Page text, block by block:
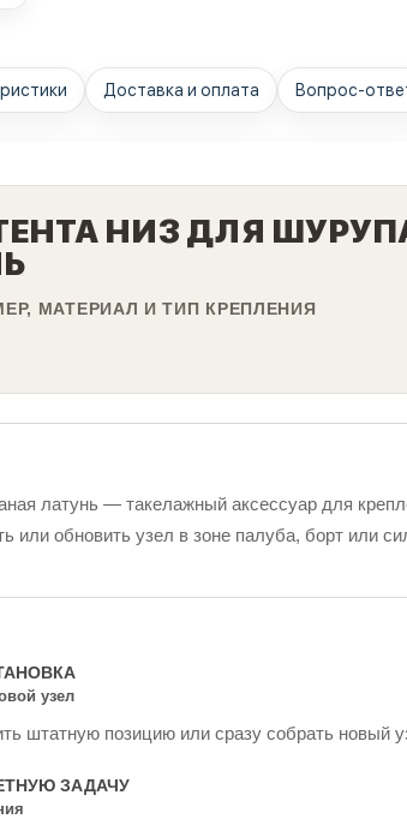
Доставка и оплата Вопрос-
НИЗ ДЛЯ
МАТЕРИАЛ И ТИП КРЕПЛЕНИЯ
латунь — такелажный аксессуар для
или обновить узел в зоне палуба, борт или
узел
штатную позицию или сразу собрать
ЗАДАЧУ